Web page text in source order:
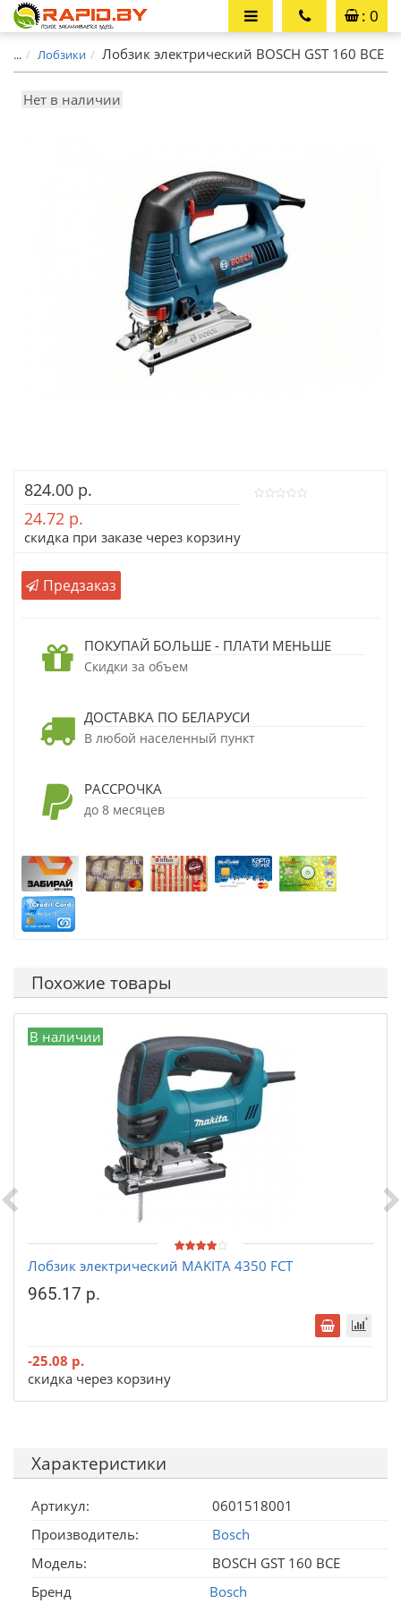
: 0
... Лобзики Лобзик электрический BOSCH GST 160 BCE
Нет в наличии
824.00 р.
24.72 р.
скидка при заказе через корзину
Предзаказ
ПОКУПАЙ БОЛЬШЕ - ПЛАТИ МЕНЬШЕ
Скидки за объем
ДОСТАВКА ПО БЕЛАРУСИ
В любой населенный пункт
РАССРОЧКА
до 8 месяцев
Похожие товары
В наличии
Лобзик электрический MAKITA 4350 FCT
965.17 р.
-25.08 р.
скидка через корзину
Характеристики
Артикул:
0601518001
Производитель:
Bosch
Модель:
BOSCH GST 160 BCE
Бренд
Bosch